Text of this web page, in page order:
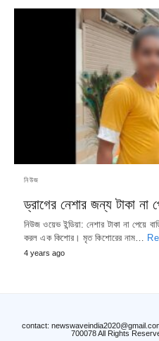
নিউজ
ড্রাগের নেশার জন্য টাকা না
নিউজ ওয়েভ ইন্ডিয়া: নেশার টাকা না পেয়ে
করল এক কিশোর। মৃত কিশোরের নাম…
4 years ago
contact:
700078 All Rights